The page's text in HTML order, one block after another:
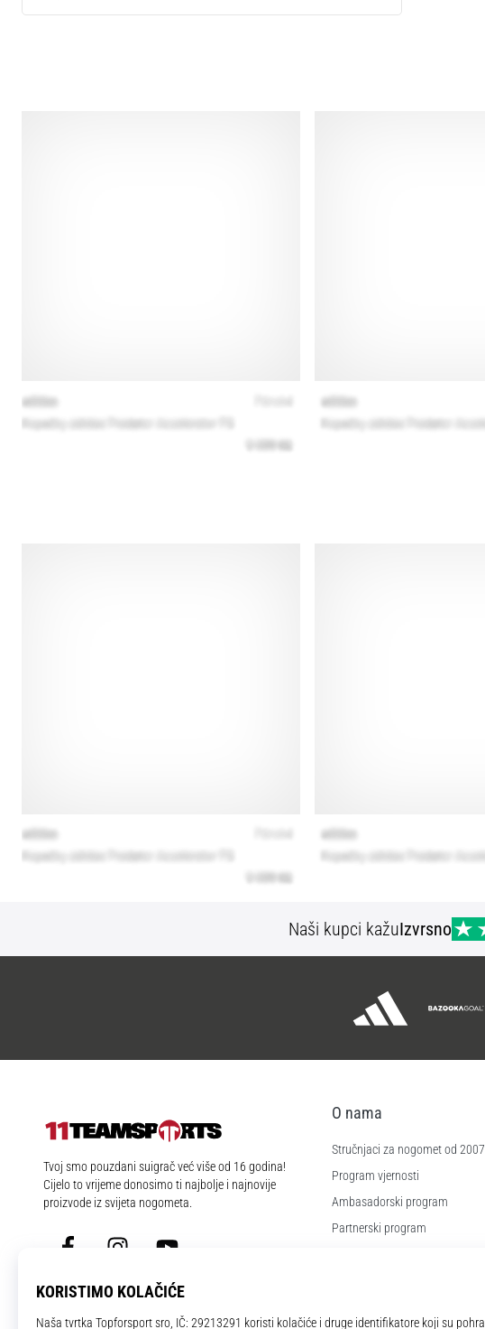
Naši kupci kažuIzvrsno
11teamsports.hr
Tvoj smo pouzdani suigrač već više od 16 godina!
Cijelo to vrijeme donosimo ti najbolje i najnovije
proizvode iz svijeta nogometa.
FacebookInstagramYouTube
O nama
Stručnjaci za nogomet od 2007
Program vjernosti
Ambasadorski program
Partnerski program